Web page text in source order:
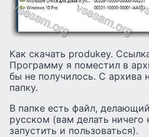
Как скачать produkey.
Программу я поместил в
бы не получилось. С архива
папку.
В папке есть файл,
русском (вам делать ничего
запустить и пользоваться).